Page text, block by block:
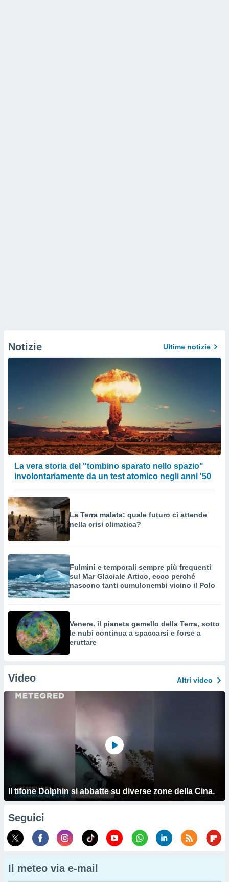
Notizie Ultime notizie
La vera storia del "tombino sparato nello spazio"
involontariamente da un test atomico negli anni '50
La Terra malata: quale futuro ci attende
nella crisi climatica?
Fulmini e temporali sempre più frequenti
sul Mar Glaciale Artico, ecco perché
nascono tanti cumulonembi vicino il Polo
Venere. il pianeta gemello della Terra, sotto
le nubi continua a spaccarsi e forse a
eruttare
Video Altri video
Il tifone Dolphin si abbatte su diverse zone della Cina.
Seguici
Il meteo via e-mail